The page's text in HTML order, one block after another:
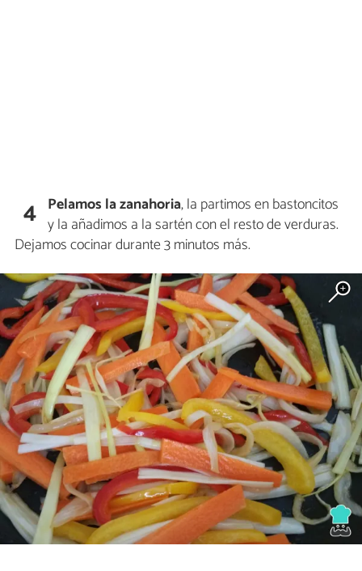
4 Pelamos la zanahoria, la partimos en bastoncitos
y la añadimos a la sartén con el resto de verduras.
Dejamos cocinar durante 3 minutos más.